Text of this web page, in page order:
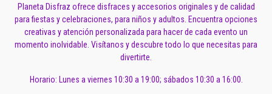
Planeta Disfraz ofrece disfraces y accesorios originales y de calidad
para fiestas y celebraciones, para niños y adultos. Encuentra opciones
creativas y atención personalizada para hacer de cada evento un
momento inolvidable. Visítanos y descubre todo lo que necesitas para
divertirte.
Horario: Lunes a viernes 10:30 a 19:00; sábados 10:30 a 16:00.